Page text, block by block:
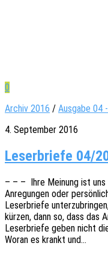
0
Archiv 2016 / Ausgabe 04
4. September 2016
Leser­briefe 04/
– – – Ihre Meinung ist uns
Anre­gun­gen oder
Leser­brie­fe
kürzen, dann so, dass das
Leser­brie­fe geben nicht
Woran es krankt und…